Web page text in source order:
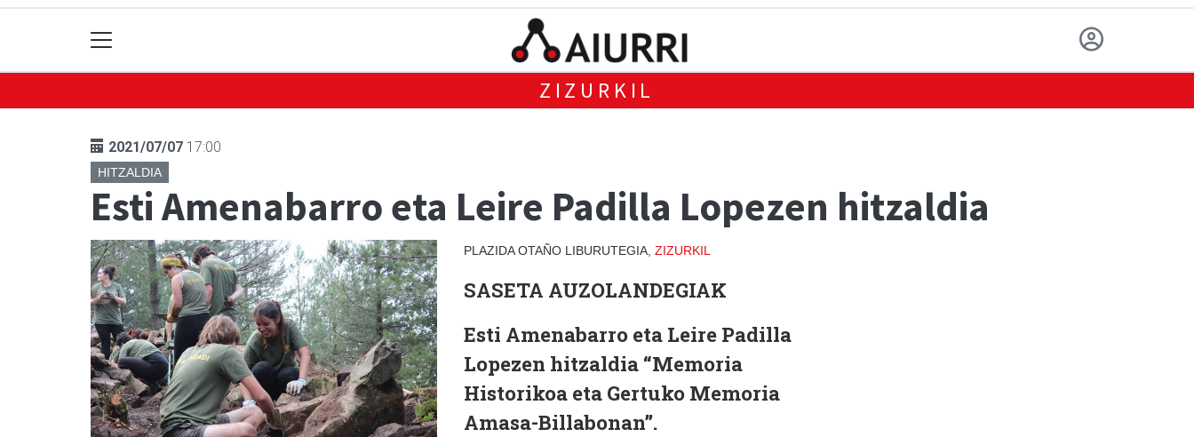
ZIZURKIL
2021/07/07 17:00
HITZALDIA
Esti Amenabarro eta Leire Padilla Lopezen hitzaldia
PLAZIDA OTAÑO LIBURUTEGIA, ZIZURKIL
SASETA AUZOLANDEGIAK
Esti Amenabarro eta Leire Padilla
Lopezen hitzaldia “Memoria
Historikoa eta Gertuko Memoria
Amasa-Billabonan”.